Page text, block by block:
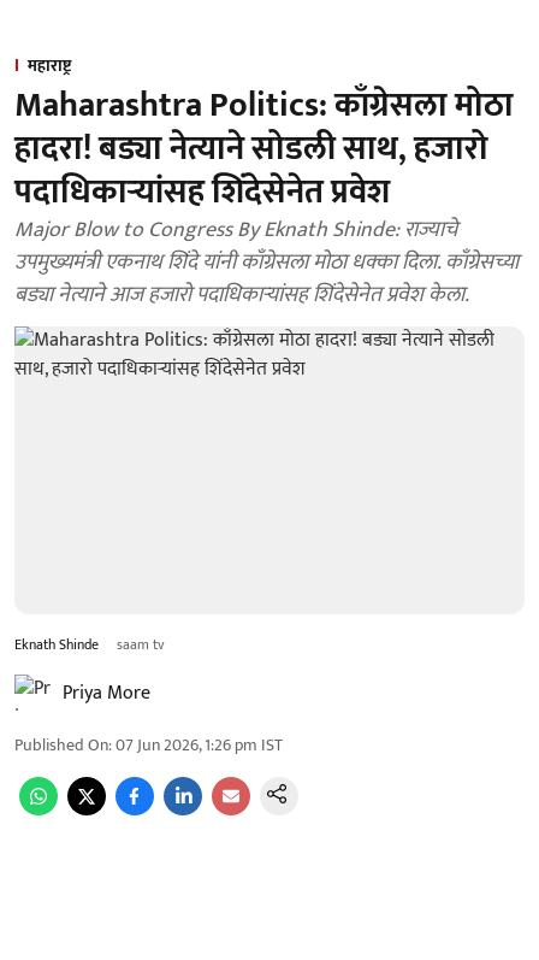
महाराष्ट्र
Maharashtra Politics: काँग्रेसला मोठा
हादरा! बड्या नेत्याने सोडली साथ, हजारो
पदाधिकाऱ्यांसह शिंदेसेनेत प्रवेश
Major Blow to Congress By Eknath Shinde: राज्याचे
उपमुख्यमंत्री एकनाथ शिंदे यांनी काँग्रेसला मोठा धक्का दिला. काँग्रेसच्या
बड्या नेत्याने आज हजारो पदाधिकाऱ्यांसह शिंदेसेनेत प्रवेश केला.
Eknath Shinde saam tv
Priya More
Published On:07 Jun 2026, 1:26 pm IST